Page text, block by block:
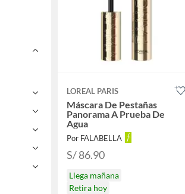
LOREAL PARIS
Máscara De Pestañas
Panorama A Prueba De
Agua
Por FALABELLA
S/ 86.90
Llega mañana
Retira hoy